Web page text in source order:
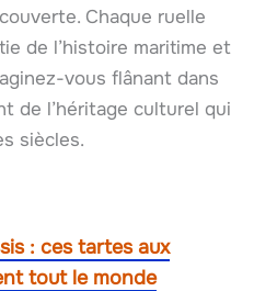
Chaque ruelle
de l’histoire maritime et
vous flânant dans
de l’héritage culturel qui
siècles.
: ces tartes aux
tout le monde